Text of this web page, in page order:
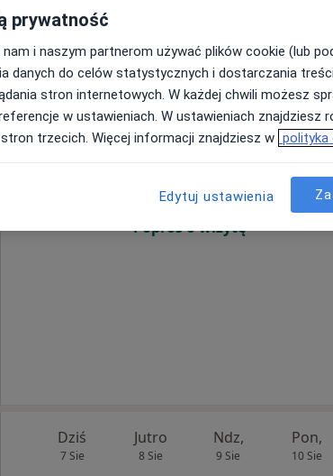
Dziś
7 Sie
Jutro
8 Sie
Ndz,
9 Sie
Pon,
10 Sie
Umawianie online nie jest dostępne
Poproś o wizytę
Dziś
7 Sie
Jutro
8 Sie
Ndz,
9 Sie
Pon,
10 Sie
prywatność
i naszym partnerom używać plików cookie (lub
danych do celów statystycznych i dostarczania
stron internetowych. W każdej chwili możesz
w ustawieniach. W ustawieniach znajdziesz
trzecich. Więcej informacji znajdziesz w polityka
Edytuj ustawienia